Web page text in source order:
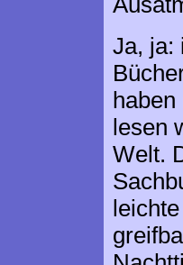
Ja, ja:
lesen
Welt.